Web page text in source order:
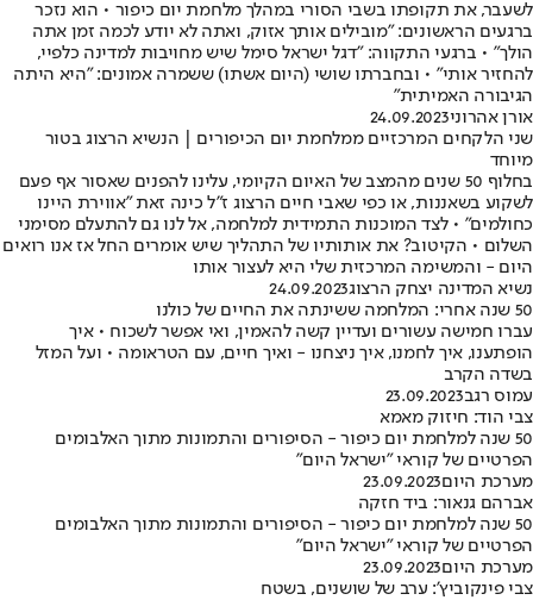
לשעבר, את תקופתו בשבי הסורי במהלך מלחמת יום כיפור • הוא נזכר
ברגעים הראשונים: "מובילים אותך אזוק, ואתה לא יודע לכמה זמן אתה
הולך" • ברגעי התקווה: "דגל ישראל סימל שיש מחויבות למדינה כלפיי,
להחזיר אותי" • ובחברתו שושי (היום אשתו) ששמרה אמונים: "היא היתה
הגיבורה האמיתית"
אורן אהרוני24.09.2023
שני הלקחים המרכזיים ממלחמת יום הכיפורים | הנשיא הרצוג בטור
מיוחד
בחלוף 50 שנים מהמצב של האיום הקיומי, עלינו להפנים שאסור אף פעם
לשקוע בשאננות, או כפי שאבי חיים הרצוג ז"ל כינה זאת "אווירת היינו
כחולמים" • לצד המוכנות התמידית למלחמה, אל לנו גם להתעלם מסימני
השלום • הקיטוב? את אותותיו של התהליך שיש אומרים החל אז אנו רואים
היום - והמשימה המרכזית שלי היא לעצור אותו
נשיא המדינה יצחק הרצוג24.09.2023
50 שנה אחרי: המלחמה ששינתה את החיים של כולנו
עברו חמישה עשורים ועדיין קשה להאמין, ואי אפשר לשכוח • איך
הופתענו, איך לחמנו, איך ניצחנו - ואיך חיים, עם הטראומה • ועל המזל
בשדה הקרב
עמוס רגב23.09.2023
צבי הוד: חיזוק מאמא
50 שנה למלחמת יום כיפור - הסיפורים והתמונות מתוך האלבומים
הפרטיים של קוראי "ישראל היום"
מערכת היום23.09.2023
אברהם גנאור: ביד חזקה
50 שנה למלחמת יום כיפור - הסיפורים והתמונות מתוך האלבומים
הפרטיים של קוראי "ישראל היום"
מערכת היום23.09.2023
צבי פינקוביץ': ערב של שושנים, בשטח